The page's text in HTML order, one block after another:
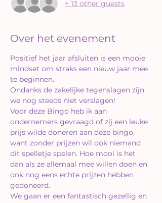
+ 13 other guests
Over het evenement
Positief het jaar afsluiten is een mooie
mindset om straks een nieuw jaar mee
te beginnen.
Ondanks de zakelijke tegenslagen zijn
we nog steeds niet verslagen!
Voor deze Bingo heb ik aan
ondernemers gevraagd of zij een leuke
prijs wilde doneren aan deze bingo,
want zonder prijzen wil ook niemand
dit spelletje spelen. Hoe mooi is het
dan als ze allemaal mee willen doen en
ook nog eens echte prijzen hebben
gedoneerd.
We gaan er een fantastisch gezellig en